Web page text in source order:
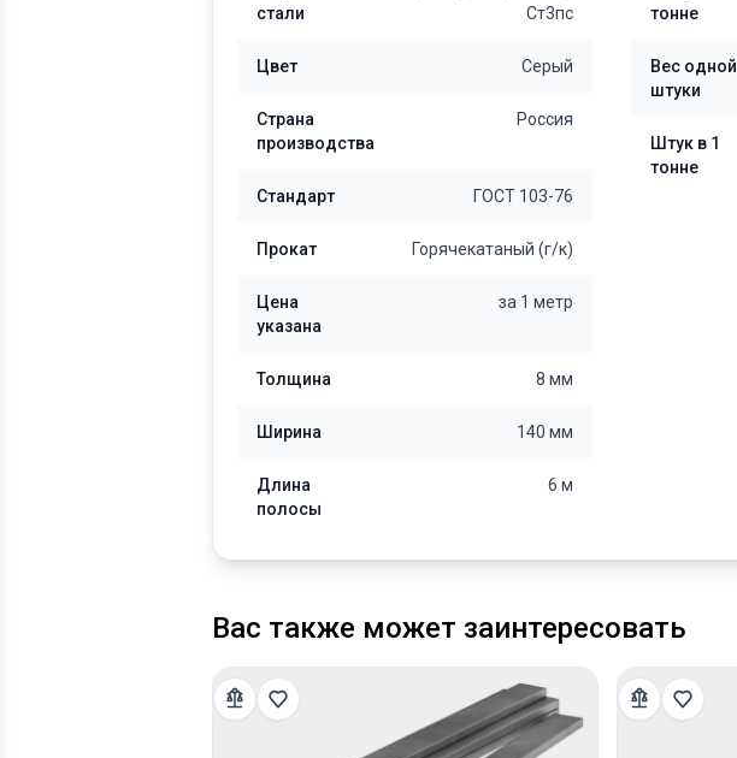
стали
Ст3пс
Цвет Серый
Страна
производства
Россия
Стандарт ГОСТ 103-76
Прокат Горячекатаный (г/к)
Цена
указана
за 1 метр
Толщина 8 мм
Ширина 140 мм
Длина
полосы
6 м
тонне
Вес одной
штуки
Штук в 1
тонне
Вас также может заинтересовать